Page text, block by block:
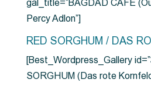
gal_title=”BAGDAD CAFÉ
Percy Adlon”]
RED SORGHUM / DAS
[Best_Wordpress_Gallery
SORGHUM (Das rote